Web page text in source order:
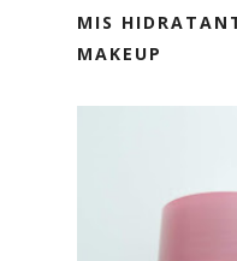
MIS
MAKEUP